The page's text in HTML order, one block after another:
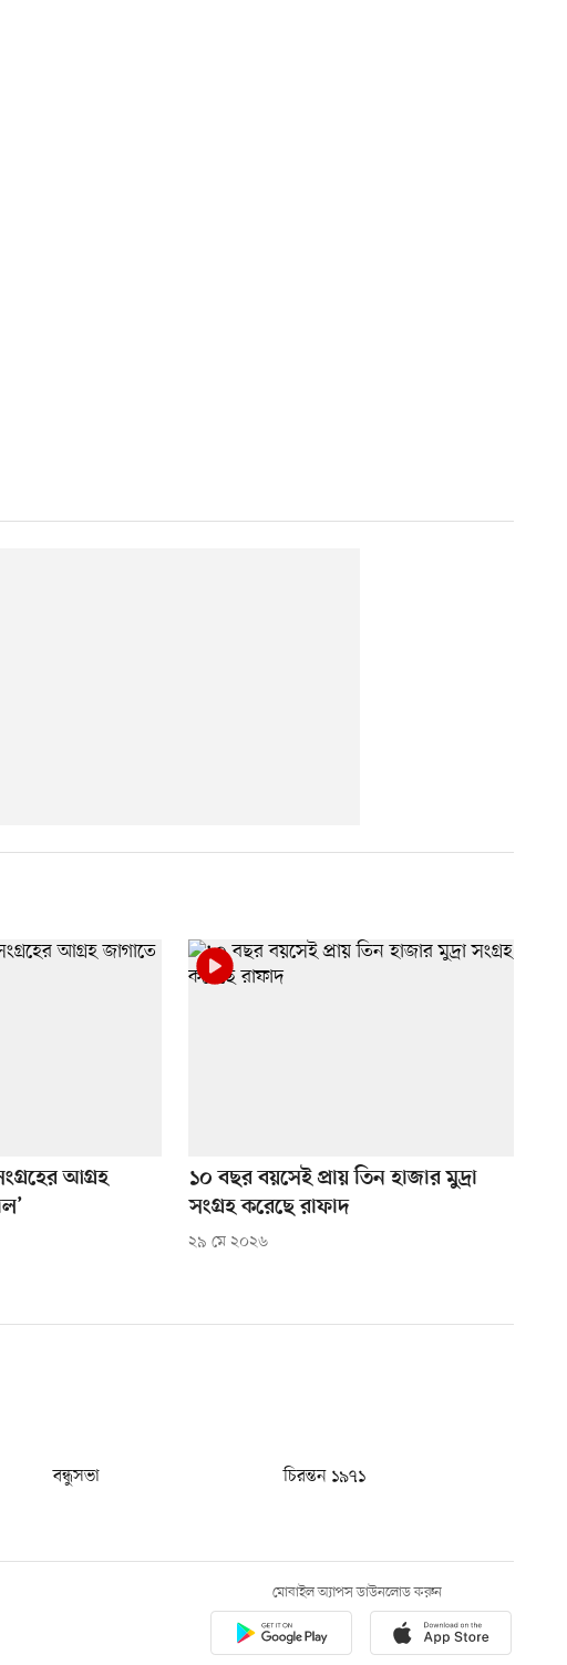
আগ্রহ
১০ বছর বয়সেই প্রায় তিন হাজার মুদ্রা
সংগ্রহ করেছে রাফাদ
২৯ মে ২০২৬
বন্ধুসভা
চিরন্তন ১৯৭১
মোবাইল অ্যাপস ডাউনলোড করুন